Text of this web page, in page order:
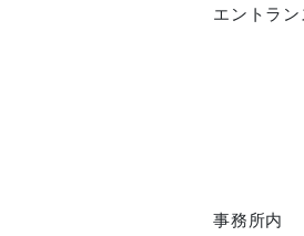
エントラン
事務所内